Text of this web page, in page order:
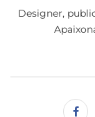
Designer,